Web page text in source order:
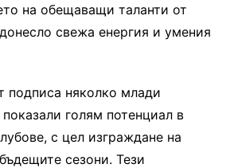
на обещаващи таланти от
свежа енергия и умения
подписа няколко млади
голям потенциал в
с цел изграждане на
сезони. Тези